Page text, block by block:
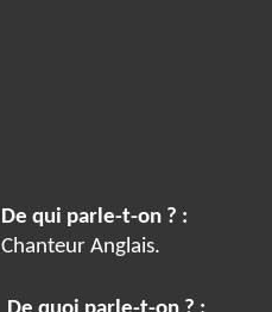
De qui parle-t-on ? :
Chanteur Anglais.